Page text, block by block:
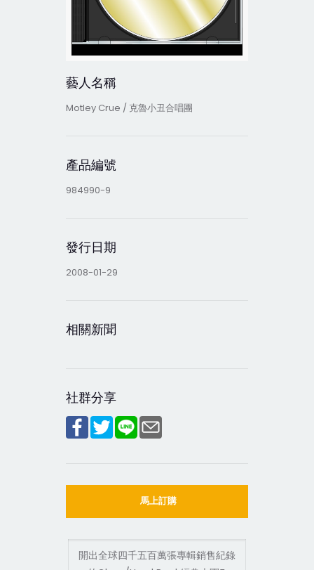
藝人名稱
Motley Crue / 克魯小丑合唱團
產品編號
984990-9
發行日期
2008-01-29
相關新聞
社群分享
馬上訂購
開出全球四千五百萬張專輯銷售紀錄